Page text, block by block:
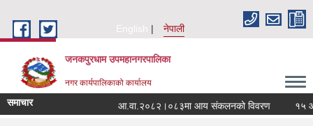
English
नेपाली
जनकपुरधाम उपमहानगरपालिका
नगर कार्यपालिकाको कार्यालय
समाचार आ.वा.२०८२।०८३मा आय संकलनको विवरण १५ औं